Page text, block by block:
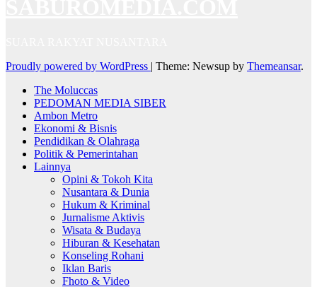
Proudly powered by WordPress | Theme: Newsup by Themeansar.
The Moluccas
PEDOMAN MEDIA SIBER
Ambon Metro
Ekonomi & Bisnis
Pendidikan & Olahraga
Politik & Pemerintahan
Lainnya
Opini & Tokoh Kita
Nusantara & Dunia
Hukum & Kriminal
Jurnalisme Aktivis
Wisata & Budaya
Hiburan & Kesehatan
Konseling Rohani
Iklan Baris
Fhoto & Video